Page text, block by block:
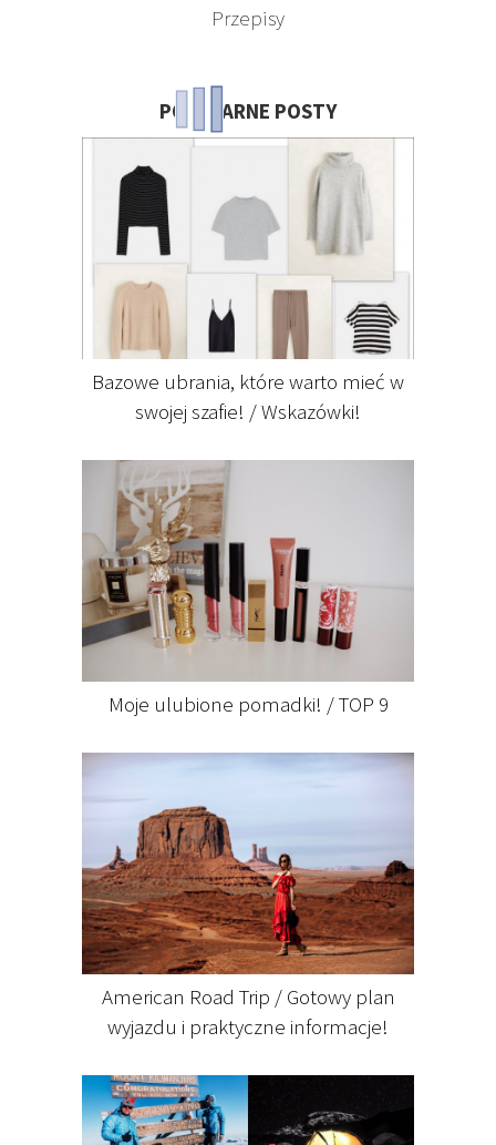
Przepisy
POPULARNE POSTY
Bazowe ubrania, które warto mieć w
swojej szafie! / Wskazówki!
Moje ulubione pomadki! / TOP 9
American Road Trip / Gotowy plan
wyjazdu i praktyczne informacje!